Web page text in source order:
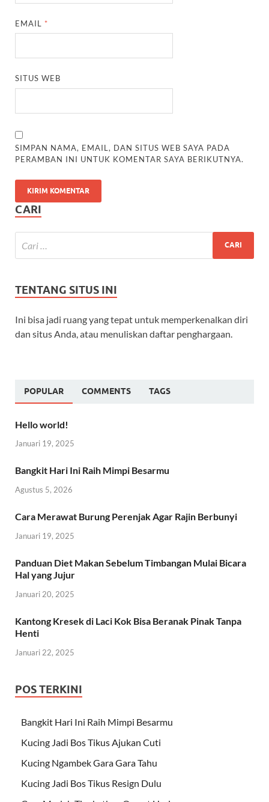
EMAIL *
SITUS WEB
SIMPAN NAMA, EMAIL, DAN SITUS WEB SAYA PADA
PERAMBAN INI UNTUK KOMENTAR SAYA BERIKUTNYA.
CARI
TENTANG SITUS INI
Ini bisa jadi ruang yang tepat untuk memperkenalkan diri
dan situs Anda, atau menuliskan daftar penghargaan.
POPULAR COMMENTS TAGS
Hello world!
Januari 19, 2025
Bangkit Hari Ini Raih Mimpi Besarmu
Agustus 5, 2026
Cara Merawat Burung Perenjak Agar Rajin Berbunyi
Januari 19, 2025
Panduan Diet Makan Sebelum Timbangan Mulai Bicara
Hal yang Jujur
Januari 20, 2025
Kantong Kresek di Laci Kok Bisa Beranak Pinak Tanpa
Henti
Januari 22, 2025
POS TERKINI
Bangkit Hari Ini Raih Mimpi Besarmu
Kucing Jadi Bos Tikus Ajukan Cuti
Kucing Ngambek Gara Gara Tahu
Kucing Jadi Bos Tikus Resign Dulu